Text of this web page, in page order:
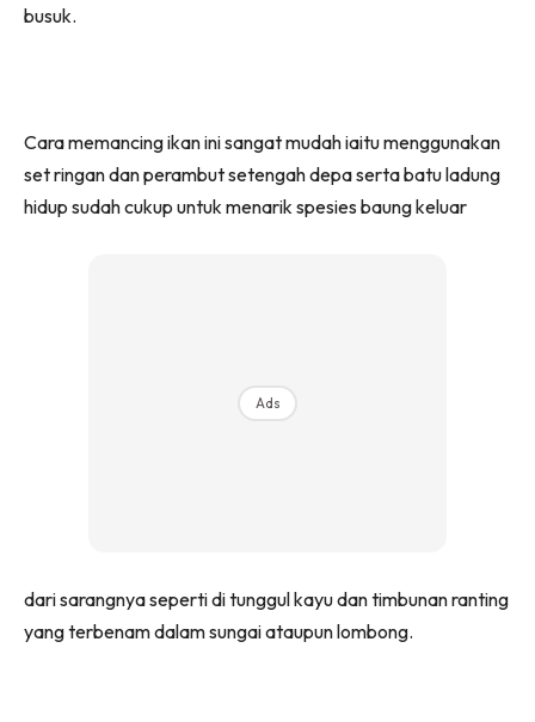
busuk.
Cara memancing ikan ini sangat mudah iaitu menggunakan
set ringan dan perambut setengah depa serta batu ladung
hidup sudah cukup untuk menarik spesies baung keluar
Ads
dari sarangnya seperti di tunggul kayu dan timbunan ranting
yang terbenam dalam sungai ataupun lombong.